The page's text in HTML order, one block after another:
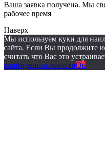
Ваша заявка получена. Мы
рабочее время
Наверх
Мы используем куки для
сайта. Если Вы продолжите
считать что Вас это
конфиденциальностиОк